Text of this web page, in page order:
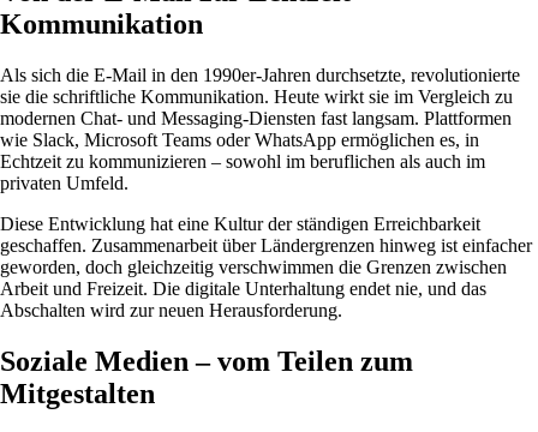
Kommunikation
Als sich die E-Mail in den 1990er-Jahren durchsetzte, revolutionierte
sie die schriftliche Kommunikation. Heute wirkt sie im Vergleich zu
modernen Chat- und Messaging-Diensten fast langsam. Plattformen
wie Slack, Microsoft Teams oder WhatsApp ermöglichen es, in
Echtzeit zu kommunizieren – sowohl im beruflichen als auch im
privaten Umfeld.
Diese Entwicklung hat eine Kultur der ständigen Erreichbarkeit
geschaffen. Zusammenarbeit über Ländergrenzen hinweg ist einfacher
geworden, doch gleichzeitig verschwimmen die Grenzen zwischen
Arbeit und Freizeit. Die digitale Unterhaltung endet nie, und das
Abschalten wird zur neuen Herausforderung.
Soziale Medien – vom Teilen zum
Mitgestalten